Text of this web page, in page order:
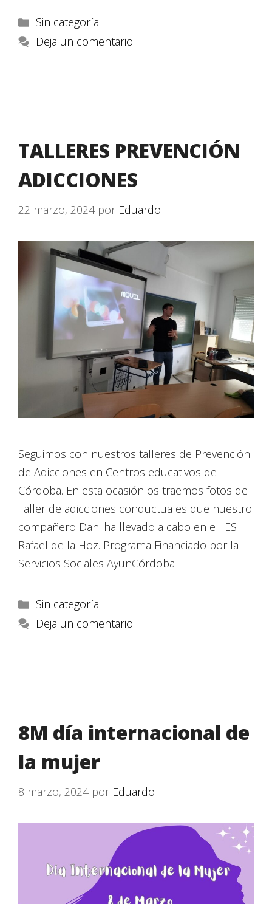
Sin categoría
Deja un comentario
TALLERES PREVENCIÓN
ADICCIONES
22 marzo, 2024 por Eduardo
Seguimos con nuestros talleres de Prevención
de Adicciones en Centros educativos de
Córdoba. En esta ocasión os traemos fotos de
Taller de adicciones conductuales que nuestro
compañero Dani ha llevado a cabo en el IES
Rafael de la Hoz. Programa Financiado por la
Servicios Sociales AyunCórdoba
Sin categoría
Deja un comentario
8M día internacional de
la mujer
8 marzo, 2024 por Eduardo